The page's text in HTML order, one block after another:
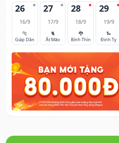
26
16/9
🐅
Giáp Dần
27
17/9
🐈
Ất Mão
28
18/9
🐉
Bính Thìn
29
19/9
🐍
Đinh Tỵ